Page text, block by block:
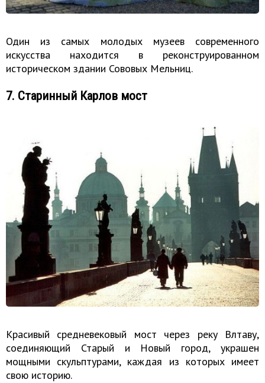
Один из самых молодых музеев современного
искусства находится в реконструированном
историческом здании Сововых Мельниц.
7. Старинный Карлов мост
Красивый средневековый мост через реку Влтаву,
соединяющий Старый и Новый город, украшен
мощными скульптурами, каждая из которых имеет
свою историю.